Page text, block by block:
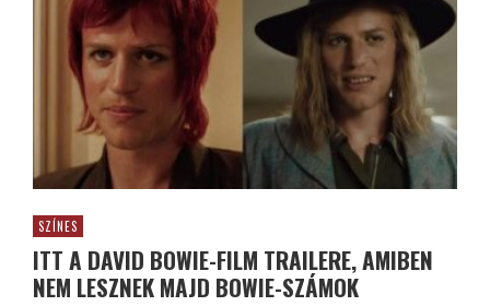
SZÍNES
ITT A DAVID BOWIE-FILM TRAILERE, AMIBEN
NEM LESZNEK MAJD BOWIE-SZÁMOK